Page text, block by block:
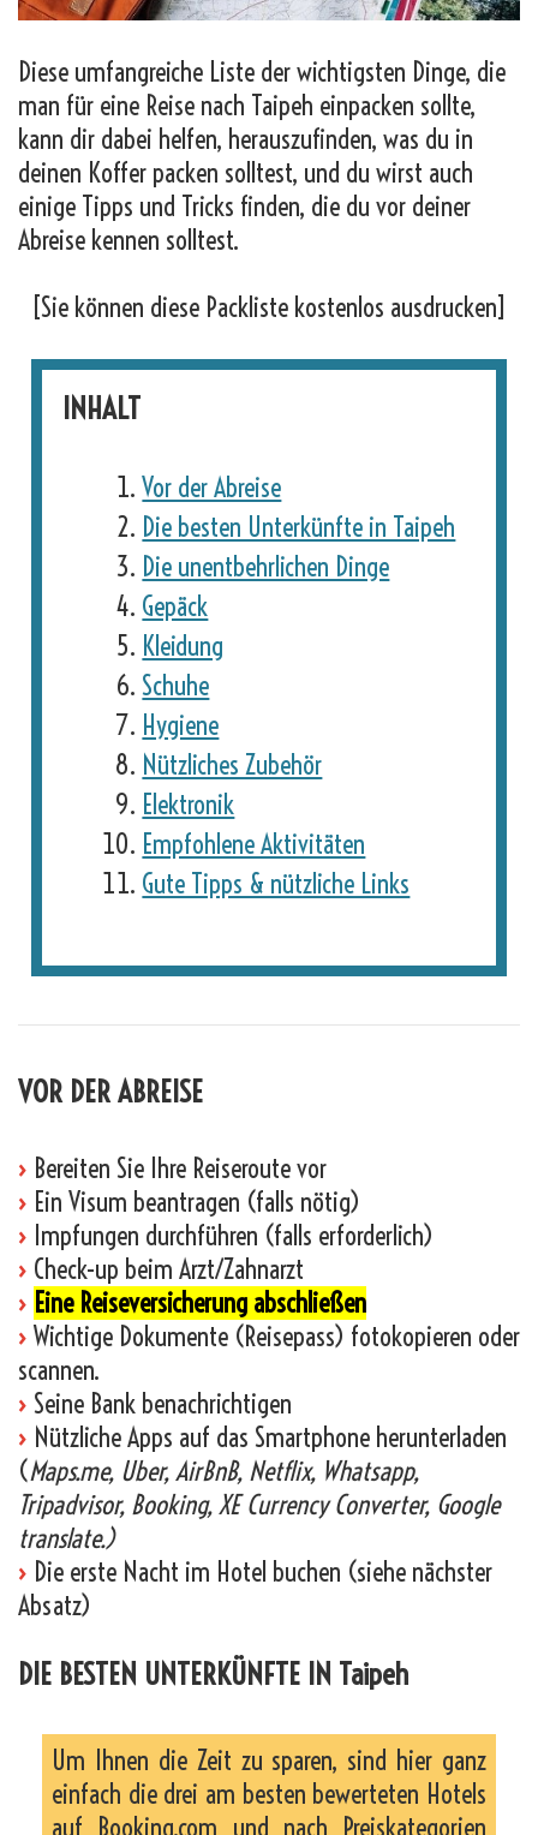
Diese umfangreiche Liste der wichtigsten Dinge, die
man für eine Reise nach Taipeh einpacken sollte,
kann dir dabei helfen, herauszufinden, was du in
deinen Koffer packen solltest, und du wirst auch
einige Tipps und Tricks finden, die du vor deiner
Abreise kennen solltest.
[Sie können diese Packliste kostenlos ausdrucken]
INHALT
Vor der Abreise
Die besten Unterkünfte in Taipeh
Die unentbehrlichen Dinge
Gepäck
Kleidung
Schuhe
Hygiene
Nützliches Zubehör
Elektronik
Empfohlene Aktivitäten
Gute Tipps & nützliche Links
VOR DER ABREISE
› Bereiten Sie Ihre Reiseroute vor
› Ein Visum beantragen (falls nötig)
› Impfungen durchführen (falls erforderlich)
› Check-up beim Arzt/Zahnarzt
› Eine Reiseversicherung abschließen
› Wichtige Dokumente (Reisepass) fotokopieren oder
scannen.
› Seine Bank benachrichtigen
› Nützliche Apps auf das Smartphone herunterladen
(Maps.me, Uber, AirBnB, Netflix, Whatsapp,
Tripadvisor, Booking, XE Currency Converter, Google
translate.)
› Die erste Nacht im Hotel buchen (siehe nächster
Absatz)
DIE BESTEN UNTERKÜNFTE IN Taipeh
Um Ihnen die Zeit zu sparen, sind hier ganz
einfach die drei am besten bewerteten Hotels
auf Booking.com und nach Preiskategorien